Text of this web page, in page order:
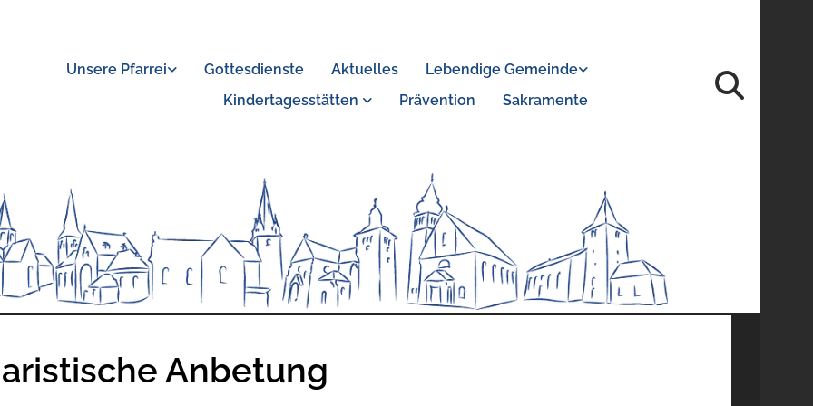
Unsere Pfarrei Gottesdienste Aktuelles
Lebendige Gemeinde
Kindertagesstätten
Prävention Sakramente
Anbetung